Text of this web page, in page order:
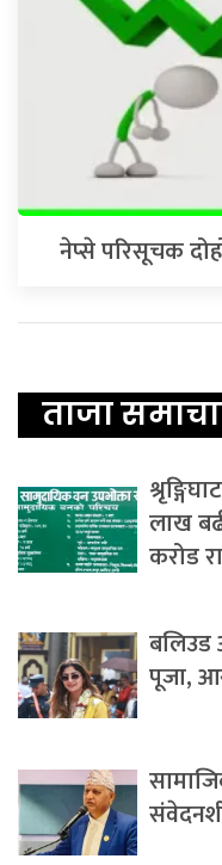
नेप्से परिसूचक
ताजा
लाख
करोड
बलिउड
पूजा,